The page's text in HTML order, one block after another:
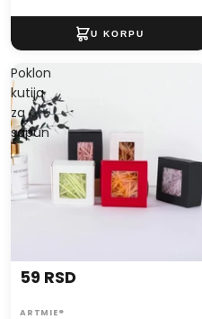
Poklon
kutija
za
sapun
59 RSD
ARTMIE®